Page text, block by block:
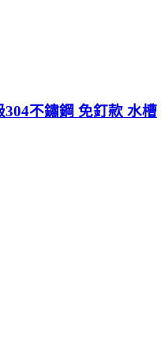
不鏽鋼 免釘款 水槽